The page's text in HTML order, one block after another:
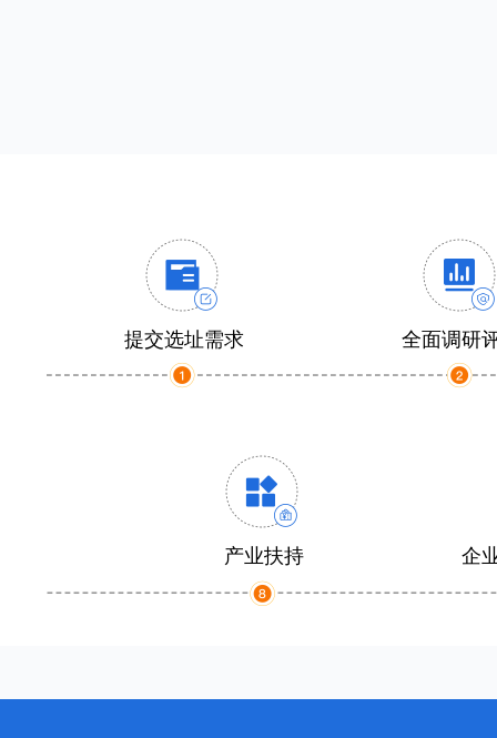
提交选址需求 全面调研
产业扶持 企